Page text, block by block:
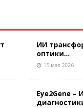
ИИ
оптики...
15 мая 2026
Eye2Gene